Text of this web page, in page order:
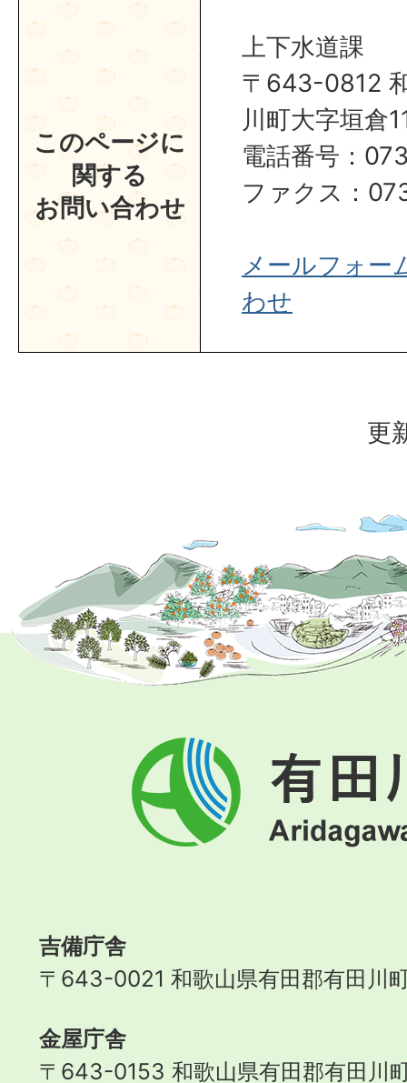
このページに
関する
お問い合わせ
上下水道課
〒643-0812
川町大字垣倉
電話番号：
ファクス：
メールフォー
わせ
更
有
田
川
町
吉備庁舎
〒643-0021 和歌山県有田郡有田川
金屋庁舎
〒643-0153 和歌山県有田郡有田川